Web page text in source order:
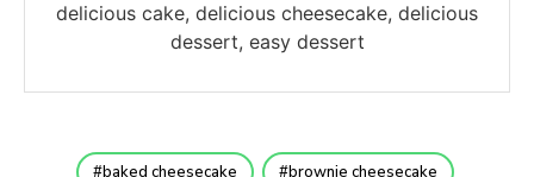
delicious cake, delicious cheesecake, delicious
dessert, easy dessert
baked cheesecake brownie cheesecake